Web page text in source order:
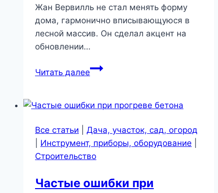
Жан Вервилль не стал менять форму
дома, гармонично вписывающуюся в
лесной массив. Он сделал акцент на
обновлении…
Читать далееУдивительный
в
лесу
Все статьи
Дача, участок, сад, огород
Инструмент, приборы, оборудование
Строительство
Частые ошибки при